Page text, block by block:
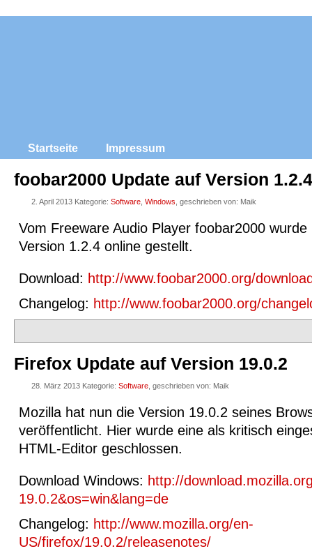
Startseite Impressum
foobar2000 Update auf Version 1.2.4
2. April 2013 Kategorie: Software Windows , geschrieben von: Maik
Vom Freeware Audio Player foobar2000 wurde
Version 1.2.4 online gestellt.
Download: http://www.foobar2000.org/
Changelog: http://www.foobar2000.org/
Firefox Update auf Version 19.0.2
28. März 2013 Kategorie: Software , geschrieben von: Maik
Mozilla hat nun die Version 19.0.2 seines
veröffentlicht. Hier wurde eine als kritisch
HTML-Editor geschlossen.
Download Windows: http://
19.0.2&os=win&lang=de
Changelog: http://www.mozilla.org/en-
US/firefox/19.0.2/releasenotes/